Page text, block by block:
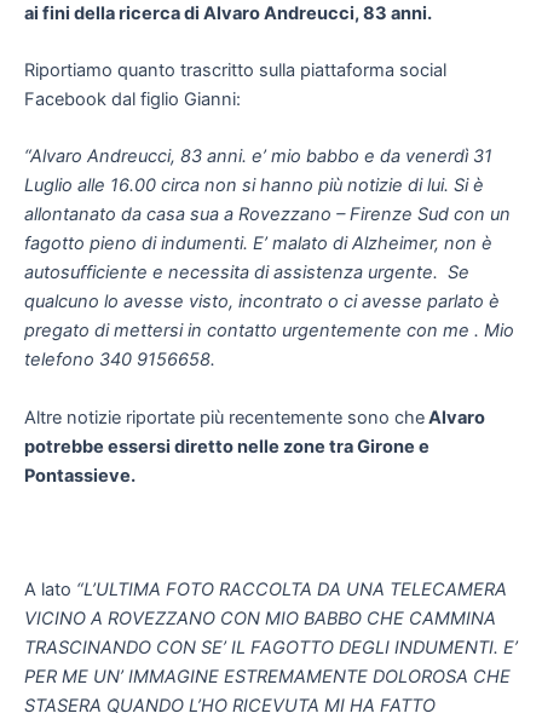
ai fini della ricerca di Alvaro Andreucci, 83 anni.
Riportiamo quanto trascritto sulla piattaforma social
Facebook dal figlio Gianni:
“Alvaro Andreucci, 83 anni. e’ mio babbo e da venerdì 31
Luglio alle 16.00 circa non si hanno più notizie di lui. Si è
allontanato da casa sua a Rovezzano – Firenze Sud con un
fagotto pieno di indumenti. E’ malato di Alzheimer, non è
autosufficiente e necessita di assistenza urgente. Se
qualcuno lo avesse visto, incontrato o ci avesse parlato è
pregato di mettersi in contatto urgentemente con me . Mio
telefono 340 9156658.
Altre notizie riportate più recentemente sono cheAlvaro
potrebbe essersi diretto nelle zone tra Girone e
Pontassieve.
A lato “L’ULTIMA FOTO RACCOLTA DA UNA TELECAMERA
VICINO A ROVEZZANO CON MIO BABBO CHE CAMMINA
TRASCINANDO CON SE’ IL FAGOTTO DEGLI INDUMENTI. E’
PER ME UN’ IMMAGINE ESTREMAMENTE DOLOROSA CHE
STASERA QUANDO L’HO RICEVUTA MI HA FATTO